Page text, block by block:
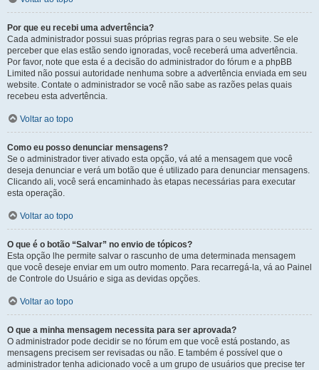
Por que eu recebi uma advertência?
Cada administrador possui suas próprias regras para o seu website. Se ele
perceber que elas estão sendo ignoradas, você receberá uma advertência.
Por favor, note que esta é a decisão do administrador do fórum e a phpBB
Limited não possui autoridade nenhuma sobre a advertência enviada em seu
website. Contate o administrador se você não sabe as razões pelas quais
recebeu esta advertência.
Voltar ao topo
Como eu posso denunciar mensagens?
Se o administrador tiver ativado esta opção, vá até a mensagem que você
deseja denunciar e verá um botão que é utilizado para denunciar mensagens.
Clicando ali, você será encaminhado às etapas necessárias para executar
esta operação.
Voltar ao topo
O que é o botão “Salvar” no envio de tópicos?
Esta opção lhe permite salvar o rascunho de uma determinada mensagem
que você deseje enviar em um outro momento. Para recarregá-la, vá ao Painel
de Controle do Usuário e siga as devidas opções.
Voltar ao topo
O que a minha mensagem necessita para ser aprovada?
O administrador pode decidir se no fórum em que você está postando, as
mensagens precisem ser revisadas ou não. E também é possível que o
administrador tenha adicionado você a um grupo de usuários que precise ter